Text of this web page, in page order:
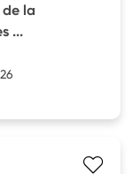
la
...